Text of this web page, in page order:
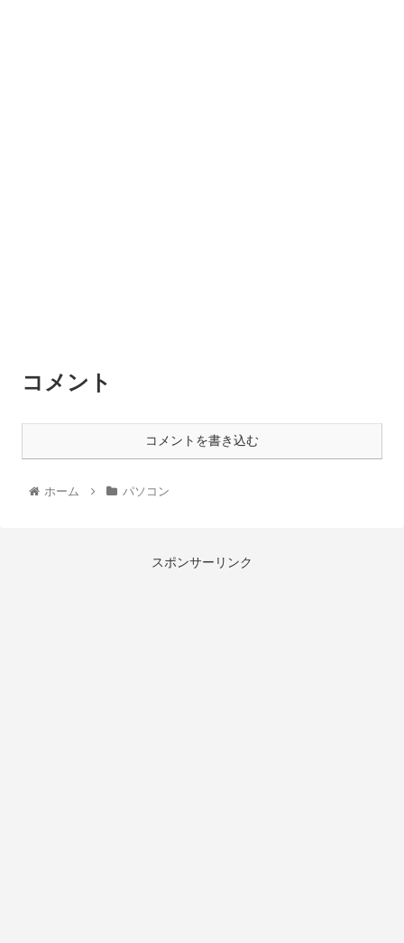
コメント
コメントを書き込む
ホーム パソコン
スポンサーリンク